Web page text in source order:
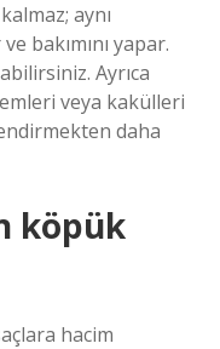
aynı
bakımını yapar.
Ayrıca
veya kakülleri
daha
köpük
hacim